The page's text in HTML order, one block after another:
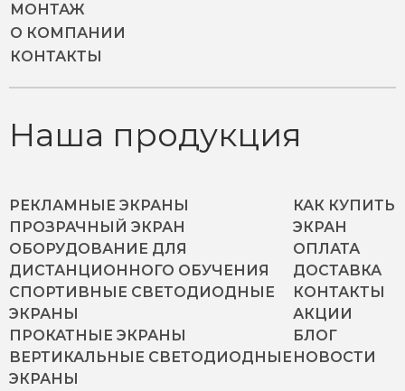
МОНТАЖ
О КОМПАНИИ
КОНТАКТЫ
Наша продукция
РЕКЛАМНЫЕ ЭКРАНЫ
ПРОЗРАЧНЫЙ ЭКРАН
ОБОРУДОВАНИЕ ДЛЯ
ДИСТАНЦИОННОГО ОБУЧЕНИЯ
СПОРТИВНЫЕ СВЕТОДИОДНЫЕ
ЭКРАНЫ
ПРОКАТНЫЕ ЭКРАНЫ
ВЕРТИКАЛЬНЫЕ СВЕТОДИОДНЫЕ
ЭКРАНЫ
КАК КУПИТЬ
ЭКРАН
ОПЛАТА
ДОСТАВКА
КОНТАКТЫ
АКЦИИ
БЛОГ
НОВОСТИ